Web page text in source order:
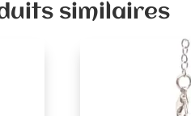
similaires